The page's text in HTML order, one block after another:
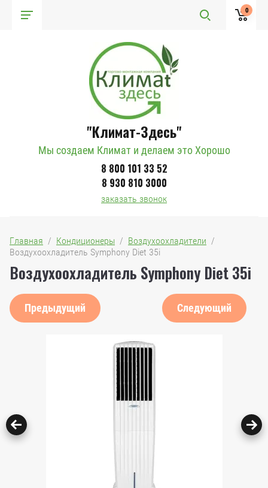
0
"Климат-Здесь"
Мы создаем Климат и делаем это Хорошо
8 800 101 33 52
8 930 810 3000
заказать звонок
Главная
  /
Кондиционеры
  /
Воздухоохладители
  /
Воздухоохладитель Symphony Diet 35i
Воздухоохладитель Symphony Diet 35i
Предыдущий Следующий